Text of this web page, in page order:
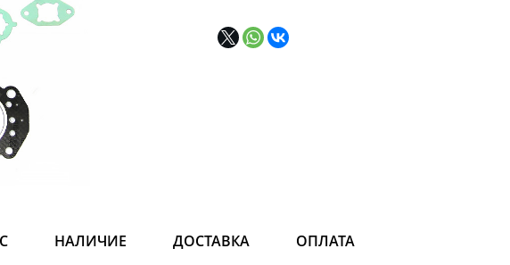
НАЛИЧИЕ ДОСТАВКА ОПЛАТА